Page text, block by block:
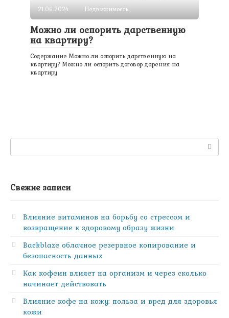
21.06.2024
Недвижимость
Можно ли оспорить дарственную
на квартиру?
Содержание Можно ли оспорить дарственную на
квартиру? Можно ли оспорить договор дарения на
квартиру
Поиск:
Свежие записи
Влияние витаминов на борьбу со стрессом и
возвращение к здоровому образу жизни
Backblaze облачное резервное копирование и
безопасность данных
Как кофеин влияет на организм и через сколько
начинает действовать
Влияние кофе на кожу: польза и вред для здоровья
кожи